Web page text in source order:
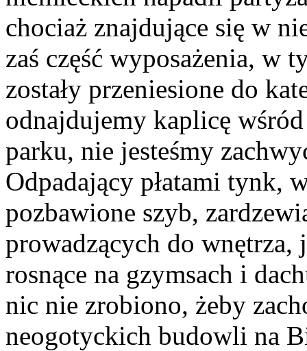
chociaż znajdujące się w
zaś część wyposażenia, w
zostały przeniesione do
odnajdujemy kaplicę
parku, nie jesteśmy
Odpadający płatami tynk,
pozbawione szyb,
prowadzących do
rosnące na gzymsach i
nic nie zrobiono, żeby
neogotyckich budowli na